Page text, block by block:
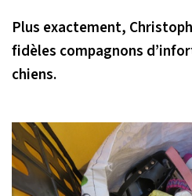
Plus exactement,
fidèles compagnons
chiens.